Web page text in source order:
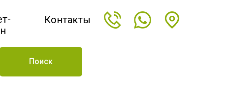
Контакты
Поиск